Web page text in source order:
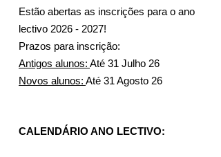
Estão abertas as inscrições para o ano
lectivo 2026 - 2027!
Prazos para inscrição:
Antigos alunos: Até 31 Julho 26
Novos alunos: Até 31 Agosto 26
CALENDÁRIO ANO LECTIVO: